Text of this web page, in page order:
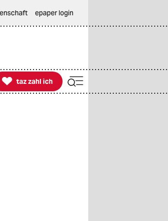
epaper login

taz zahl ich
taz zahl ich